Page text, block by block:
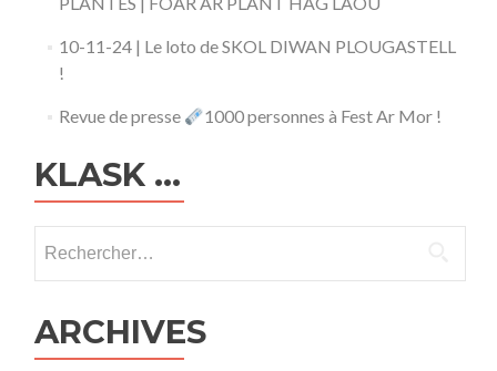
10-11-24 | Le loto de SKOL DIWAN PLOUGASTELL
!
Revue de presse 1000 personnes à Fest Ar Mor !
KLASK …
ARCHIVES